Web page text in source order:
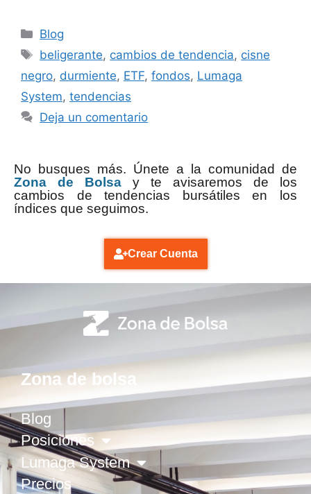
Blog
beligerante, cambios de tendencia, cisne
negro, durmiente, ETF, fondos, Lumaga
System, tendencias
Deja un comentario
No busques más. Únete a la comunidad de
Zona de Bolsa y te avisaremos de los
cambios de tendencias bursátiles en los
índices que seguimos.
Crear Cuenta
Zona de bolsa
Blog
Posiciones
Lumaga System
Precios